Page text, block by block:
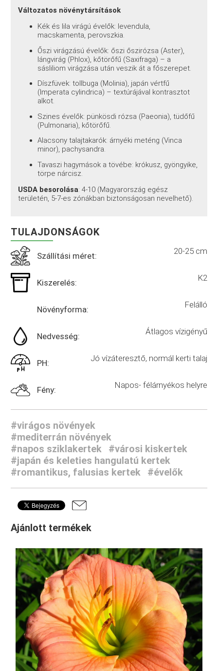
Változatos növénytársítások
Kék és lila virágú évelők: levendula,
macskamenta, perovszkia.
Őszi virágzású évelők: őszi őszirózsa (Aster),
lángvirág (Phlox), kőtörőfű (Saxifraga) – a
sásliliom virágzása után veszik át a főszerepet.
Díszfüvek: tollbuga (Molinia), japán vértfű
(Imperata cylindrica) – textúrájával kontrasztot
alkot.
Szines évelők: pünkösdi rózsa (Paeonia), tüdőfű
(Pulmonaria), kőtörőfű.
Alacsony talajtakarók: árnyéki meténg (Vinca
minor), pachysandra.
Tavaszi hagymások a tövébe: krókusz, gyöngyike,
törpe nárcisz.
USDA besorolása: 4-10 (Magyarország egész
területén, 5-7-es zónákban biztonságosan nevelhető).
TULAJDONSÁGOK
Szállítási méret: 20-25 cm
Kiszerelés: K2
Növényforma: Felálló
Nedvesség: Átlagos vízigényű
PH: Jó vízáteresztő, normál kerti talaj
Fény: Napos- félárnyékos helyre
#virágos növények
#mediterrán növények
#napos sziklakertek
#városi kiskertek
#japán és keleties hangulatú kertek
#romantikus, falusias kertek
#évelők
Ajánlott termékek